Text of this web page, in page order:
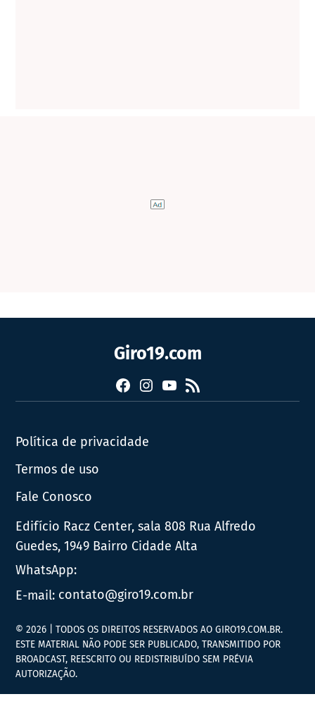
Giro19.com
FacebookInstagram
YouTube
RSS
Política de privacidade
Termos de uso
Fale Conosco
Edifício Racz Center, sala 808 Rua Alfredo
Guedes, 1949 Bairro Cidade Alta
WhatsApp:
E-mail: contato@giro19.com.br
© 2026 | TODOS OS DIREITOS RESERVADOS AO GIRO19.COM.BR.
ESTE MATERIAL NÃO PODE SER PUBLICADO, TRANSMITIDO POR
BROADCAST, REESCRITO OU REDISTRIBUÍDO SEM PRÉVIA
AUTORIZAÇÃO.